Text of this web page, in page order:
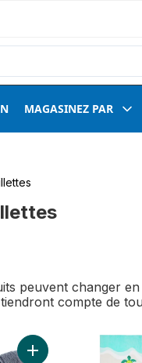
MAGASINEZ PAR
peuvent changer
compte de
en coton – œufs au
Ajouter Serviette de